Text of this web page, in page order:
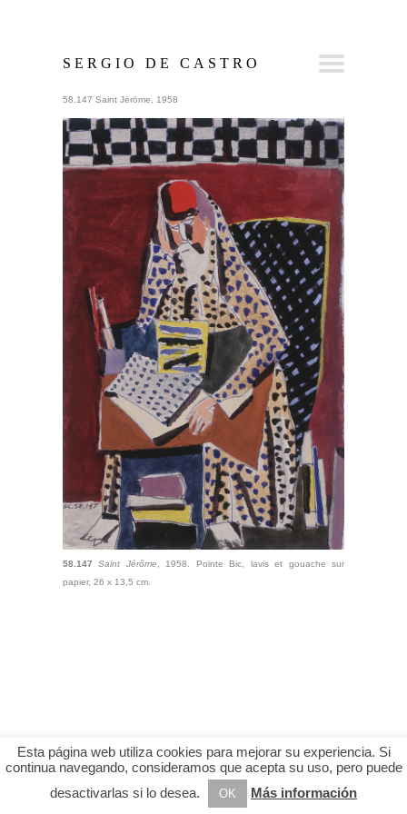
SERGIO DE CASTRO
58.147 Saint Jérôme, 1958
58.147 Saint Jérôme , 1958. Pointe Bic, lavis et gouache sur
papier, 26 x 13,5 cm.
Esta página web utiliza cookies para mejorar su experiencia. Si
continua navegando, consideramos que acepta su uso, pero puede
desactivarlas si lo desea.
OK Más información